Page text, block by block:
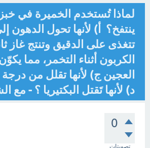
لماذا تُستخدم الخميرة في
ينتفخ؟ أ) لأنها تحول الدهون
تتغذى على الدقيق وتنتج غاز
الكربون أثناء التخمر، مما
العجين ج) لأنها تقلل من
د) لأنها تَقتل البكتيريا ؟ - مع
0
تصويتات